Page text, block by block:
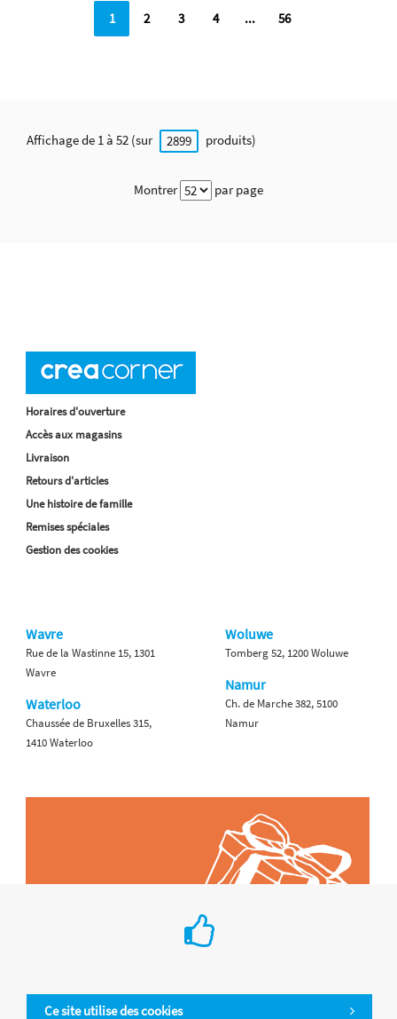
1 2 3 4 ... 56
Affichage de 1 à 52 (sur 2899 produits)
Montrer par page
Ce site utilise des cookies
Horaires d'ouverture
Accès aux magasins
Livraison
Retours d'articles
Une histoire de famille
Remises spéciales
Gestion des cookies
Wavre
Rue de la Wastinne 15, 1301
Wavre
Waterloo
Chaussée de Bruxelles 315,
1410 Waterloo
Woluwe
Tomberg 52, 1200 Woluwe
Namur
Ch. de Marche 382, 5100
Namur